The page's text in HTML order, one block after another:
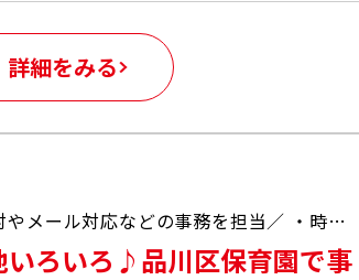
詳細をみる
＼品川区立保育園で職員のサポートとして、電話応対やメール対応などの事務を担当／ ・時短勤務で扶養内！社会保険加入の勤務も可能です♪ ・子育てや家事との両立にオススメ ・保育資格不要！（園児対応なし） ・幅広い年齢層の方が活躍されています♪ ・事務経験のブランクあってもOK♪
ろいろ♪品川区保育園で事